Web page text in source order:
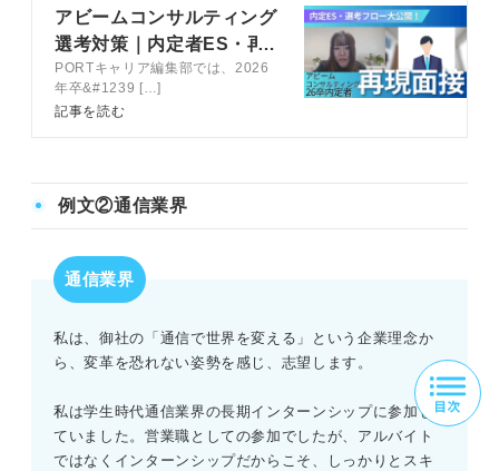
アビームコンサルティング
選考対策｜内定者ES・再
現面接スクリプトを公開
PORTキャリア編集部では、2026
年卒&#1239 […]
記事を読む
例文②通信業界
通信業界
私は、御社の「通信で世界を変える」という企業理念か
ら、変革を恐れない姿勢を感じ、志望します。
私は学生時代通信業界の長期インターンシップに参加し
ていました。営業職としての参加でしたが、アルバイト
ではなくインターンシップだからこそ、しっかりとスキ